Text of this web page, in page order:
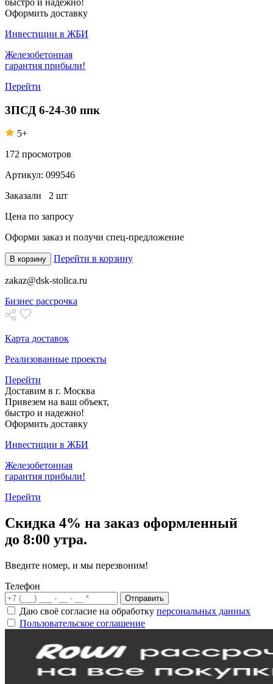
Оформить доставку
Инвестиции в ЖБИ
Железобетонная
гарантия прибыли!
Перейти
3ПСД 6-24-30 ппк
5+
172 просмотров
Артикул: 099546
Заказали 2 шт
Цена по запросу
Оформи заказ и получи спец-предложение
В корзину Перейти в корзину
zakaz@dsk-stolica.ru
Бизнес рассрочка
Карта доставок
Реализованные проекты
Перейти
Доставим в г. Москва
Привезем на ваш объект,
быстро и надежно!
Оформить доставку
Инвестиции в ЖБИ
Железобетонная
гарантия прибыли!
Перейти
Скидка 4% на заказ оформленный
до 8:00 утра.
Введите номер, и мы перезвоним!
Телефон
Отправить
Даю своё согласие на обработку персональных данных
Пользовательское соглашение